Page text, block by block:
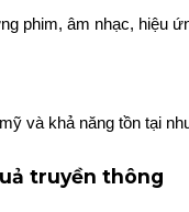
phim, âm nhạc, hiệu
và khả năng tồn tại
truyền thông